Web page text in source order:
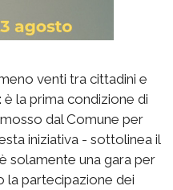
venti tra cittadini e
la prima condizione di
dal Comune per
iniziativa - sottolinea il
solamente una gara per
la partecipazione dei